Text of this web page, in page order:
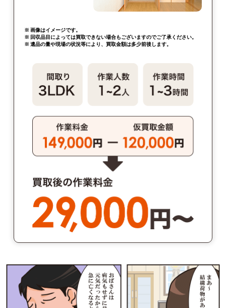
※ 画像はイメージです。
※ 回収品目によっては買取できない場合もございますのでご了承ください。
※ 遺品の量や現場の状況等により、買取金額は多少前後します。